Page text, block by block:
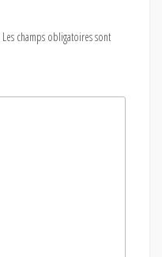
Les champs obligatoires sont